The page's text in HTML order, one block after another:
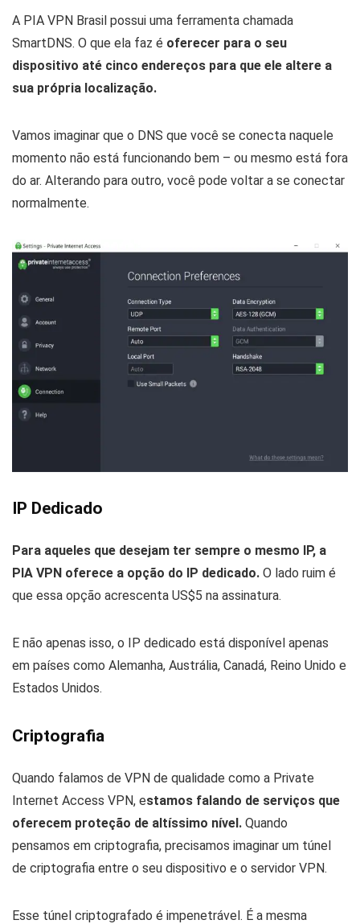
A PIA VPN Brasil possui uma ferramenta chamada
SmartDNS. O que ela faz é oferecer para o seu
dispositivo até cinco endereços para que ele altere a
sua própria localização.
Vamos imaginar que o DNS que você se conecta naquele
momento não está funcionando bem – ou mesmo está fora
do ar. Alterando para outro, você pode voltar a se conectar
normalmente.
IP Dedicado
Para aqueles que desejam ter sempre o mesmo IP, a
PIA VPN oferece a opção do IP dedicado. O lado ruim é
que essa opção acrescenta US$5 na assinatura.
E não apenas isso, o IP dedicado está disponível apenas
em países como Alemanha, Austrália, Canadá, Reino Unido e
Estados Unidos.
Criptografia
Quando falamos de VPN de qualidade como a Private
Internet Access VPN, estamos falando de serviços que
oferecem proteção de altíssimo nível. Quando
pensamos em criptografia, precisamos imaginar um túnel
de criptografia entre o seu dispositivo e o servidor VPN.
Esse túnel criptografado é impenetrável. É a mesma